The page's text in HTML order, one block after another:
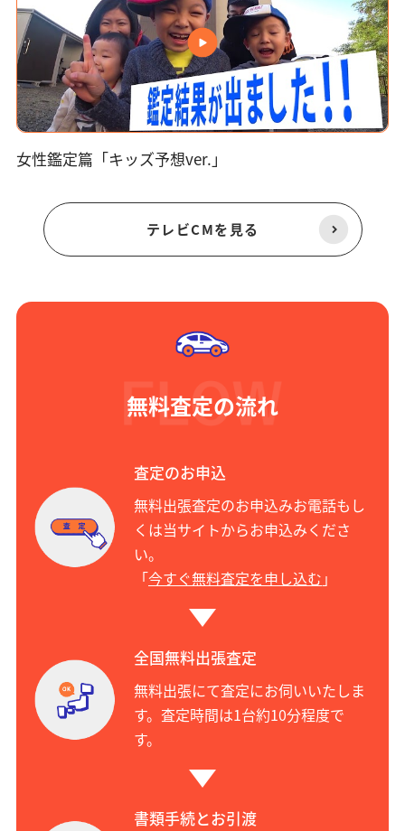
女性鑑定篇「キッズ予想ver.」
テレビCMを見る
無料査定の流れ
査定のお申込
無料出張査定のお申込みお電話もし
くは当サイトからお申込みくださ
い。
「今すぐ無料査定を申し込む 」
全国無料出張査定
無料出張にて査定にお伺いいたしま
す。査定時間は1台約10分程度で
す。
書類手続とお引渡